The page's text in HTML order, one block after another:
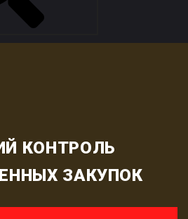
КОНТРОЛЬ
ЗАКУПОК